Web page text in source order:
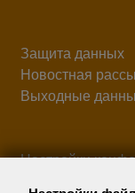
Защита данных
Новостная
Выходные
Настройки